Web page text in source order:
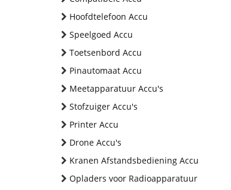
Hoofdtelefoon Accu
Speelgoed Accu
Toetsenbord Accu
Pinautomaat Accu
Meetapparatuur Accu's
Stofzuiger Accu's
Printer Accu
Drone Accu's
Kranen Afstandsbediening Accu
Opladers voor Radioapparatuur